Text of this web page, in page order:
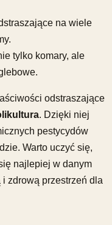
na wiele
tylko komary, ale
odstraszające
. Dzięki niej
pestycydów
Warto uczyć się,
najlepiej w danym
zdrową przestrzeń dla